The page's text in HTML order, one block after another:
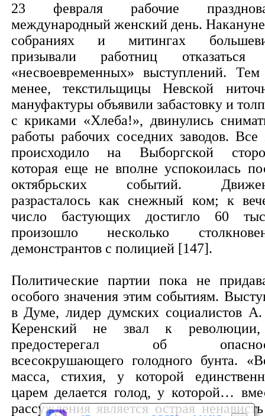
23 февраля рабочие
международный женский день.
собраниях и митингах
призывали работниц отказаться
«несвоевременных» выступлений.
менее, текстильщицы Невской
мануфактуры объявили забастовку и
с криками «Хлеба!», двинулись
работы рабочих соседних заводов. Все
происходило на Выборгской
которая еще не вполне успокоилась
октябрьских событий.
разрасталось как снежный ком; к
число бастующих достигло 60
произошло несколько
демонстрантов с полицией [147].
Политические партии пока не
особого значения этим событиям.
в Думе, лидер думских социалистов
Керенский не звал к
предостерегал об
всесокрушающего голодного бунта.
масса, стихия, у которой
царем делается голод, у которой…
рассуждения является острая